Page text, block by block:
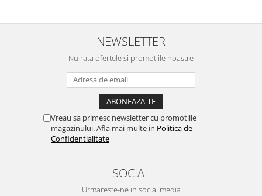
NEWSLETTER
Nu rata ofertele si promotiile noastre
Vreau sa primesc newsletter cu promotiile
magazinului. Afla mai multe in Politica de
Confidentialitate
SOCIAL
Urmareste-ne in social media